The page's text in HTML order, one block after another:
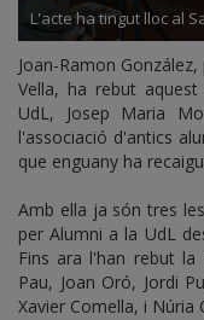
L'acte ha tingut lloc al
Joan-Ramon
Vella, ha rebut
UdL, Josep Maria
l'associació d'antics
que enguany ha
Amb ella ja són tres
per Alumni a la UdL
Fins ara l'han rebut la
Pau, Joan Oró, Jordi
Xavier Comella, i Núria